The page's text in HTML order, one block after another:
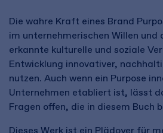
Die wahre Kraft eines Brand
im unternehmerischen Willen und
erkannte kulturelle und soziale
Entwicklung innovativer,
nutzen. Auch wenn ein Purpose
Unternehmen etabliert ist, lässt
Fragen offen, die in diesem Buch
Dieses Werk ist ein Plädoyer für